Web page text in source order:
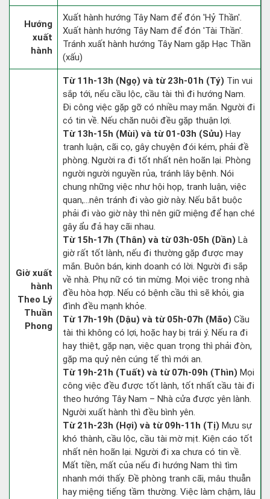
Hướng
xuất
hành
Xuất hành hướng Tây Nam để đón 'Hỷ Thần'.
Xuất hành hướng Tây Nam để đón 'Tài Thần'.
Tránh xuất hành hướng Tây Nam gặp Hạc Thần
(xấu)
Giờ xuất
hành
Theo Lý
Thuần
Phong
Từ 11h-13h (Ngọ) và từ 23h-01h (Tý) Tin vui
sắp tới, nếu cầu lộc, cầu tài thì đi hướng Nam.
Đi công việc gặp gỡ có nhiều may mắn. Người đi
có tin về. Nếu chăn nuôi đều gặp thuận lợi.
Từ 13h-15h (Mùi) và từ 01-03h (Sửu) Hay
tranh luận, cãi cọ, gây chuyện đói kém, phải đề
phòng. Người ra đi tốt nhất nên hoãn lại. Phòng
người người nguyền rủa, tránh lây bệnh. Nói
chung những việc như hội họp, tranh luận, việc
quan,…nên tránh đi vào giờ này. Nếu bắt buộc
phải đi vào giờ này thì nên giữ miệng để hạn ché
gây ẩu đả hay cãi nhau.
Từ 15h-17h (Thân) và từ 03h-05h (Dần) Là
giờ rất tốt lành, nếu đi thường gặp được may
mắn. Buôn bán, kinh doanh có lời. Người đi sắp
về nhà. Phụ nữ có tin mừng. Mọi việc trong nhà
đều hòa hợp. Nếu có bệnh cầu thì sẽ khỏi, gia
đình đều mạnh khỏe.
Từ 17h-19h (Dậu) và từ 05h-07h (Mão) Cầu
tài thì không có lợi, hoặc hay bị trái ý. Nếu ra đi
hay thiệt, gặp nạn, việc quan trọng thì phải đòn,
gặp ma quỷ nên cúng tế thì mới an.
Từ 19h-21h (Tuất) và từ 07h-09h (Thìn) Mọi
công việc đều được tốt lành, tốt nhất cầu tài đi
theo hướng Tây Nam – Nhà cửa được yên lành.
Người xuất hành thì đều bình yên.
Từ 21h-23h (Hợi) và từ 09h-11h (Tị) Mưu sự
khó thành, cầu lộc, cầu tài mờ mịt. Kiện cáo tốt
nhất nên hoãn lại. Người đi xa chưa có tin về.
Mất tiền, mất của nếu đi hướng Nam thì tìm
nhanh mới thấy. Đề phòng tranh cãi, mâu thuẫn
hay miệng tiếng tầm thường. Việc làm chậm, lâu